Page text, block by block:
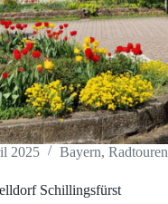
2025 Bayern, Radtouren
Schillingsfürst